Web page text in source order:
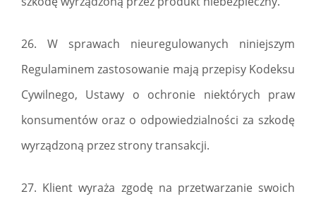
26. W sprawach nieuregulowanych niniejszym
Regulaminem zastosowanie mają przepisy Kodeksu
Cywilnego, Ustawy o ochronie niektórych praw
konsumentów oraz o odpowiedzialności za szkodę
wyrządzoną przez strony transakcji.
27. Klient wyraża zgodę na przetwarzanie swoich